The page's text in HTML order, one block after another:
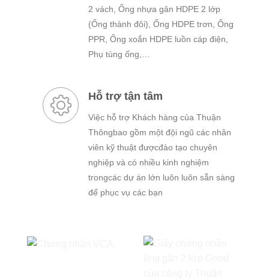
2 vách, Ống nhựa gân HDPE 2 lớp
(Ống thành đôi), Ống HDPE trơn, Ống
PPR, Ống xoắn HDPE luồn cáp điện,
Phụ tùng ống,…
Hỗ trợ tận tâm
Việc hỗ trợ Khách hàng của Thuận
Thôngbao gồm một đội ngũ các nhân
viên kỹ thuật đượcđào tạo chuyên
nghiệp và có nhiều kinh nghiệm
trongcác dự án lớn luôn luôn sẵn sàng
để phục vụ các bạn